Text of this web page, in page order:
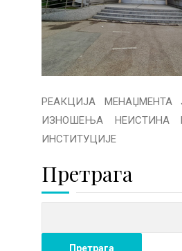
РЕАКЦИЈА МЕНАЏМЕНТА
ИЗНОШЕЊА НЕИСТИНА
ИНСТИТУЦИЈЕ
Претрага